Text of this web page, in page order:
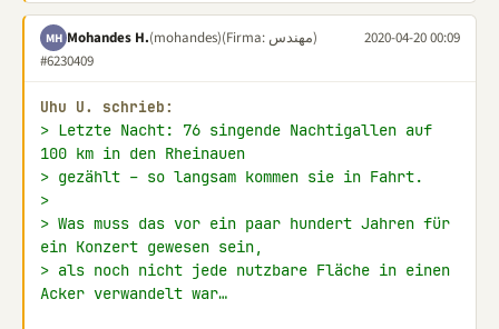
MH Mohandes H.(mohandes) (Firma: مهندس)
2020-04-20 00:09
#6230409
Uhu U. schrieb:
> Letzte Nacht: 76 singende Nachtigallen auf
100 km in den Rheinauen
> gezählt – so langsam kommen sie in Fahrt.
>
> Was muss das vor ein paar hundert Jahren für
ein Konzert gewesen sein,
> als noch nicht jede nutzbare Fläche in einen
Acker verwandelt war…